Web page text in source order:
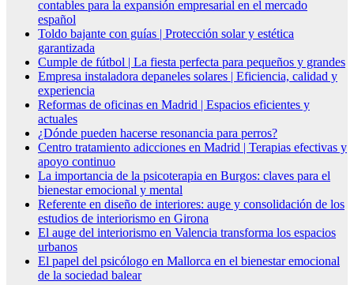
contables para la expansión empresarial en el mercado
español
Toldo bajante con guías | Protección solar y estética
garantizada
Cumple de fútbol | La fiesta perfecta para pequeños y grandes
Empresa instaladora depaneles solares | Eficiencia, calidad y
experiencia
Reformas de oficinas en Madrid | Espacios eficientes y
actuales
¿Dónde pueden hacerse resonancia para perros?
Centro tratamiento adicciones en Madrid | Terapias efectivas y
apoyo continuo
La importancia de la psicoterapia en Burgos: claves para el
bienestar emocional y mental
Referente en diseño de interiores: auge y consolidación de los
estudios de interiorismo en Girona
El auge del interiorismo en Valencia transforma los espacios
urbanos
El papel del psicólogo en Mallorca en el bienestar emocional
de la sociedad balear